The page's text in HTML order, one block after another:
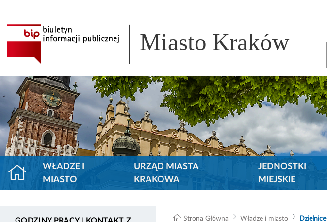
Miasto Kraków
WŁADZE I
MIASTO
URZĄD MIASTA
KRAKOWA
JEDNOSTKI
MIEJSKIE
GODZINY PRACY I KONTAKT Z
Strona Główna Władze i miasto Dzielnice